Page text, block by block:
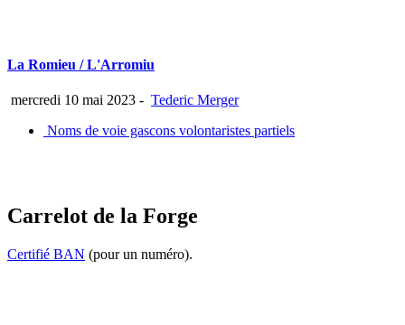
La Romieu / L'Arromiu
mercredi 10 mai 2023 - Tederic Merger
Noms de voie gascons volontaristes partiels
Carrelot de la Forge
Certifié BAN (pour un numéro).